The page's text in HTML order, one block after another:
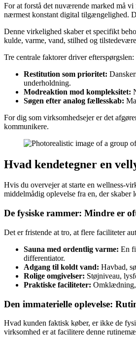
For at forstå det nuværende marked må
nærmest konstant digital tilgængelighed.
Denne virkelighed skaber et specifikt
kulde, varme, vand, stilhed og
Tre centrale faktorer driver efterspørgslen:
Restitution som prioritet:
underholdning.
Modreaktion mod kompleksitet:
Søgen efter analog fællesskab:
For dig som virksomhedsejer er det
kommunikere.
Hvad kendetegner en
Hvis du overvejer at starte en wellness-
middelmådig oplevelse fra en, der skaber
De fysiske rammer: Mindre er
Det er fristende at tro, at flere faciliteter
Sauna med ordentlig varme: En
differentiator.
Adgang til koldt vand: Havbad,
Rolige omgivelser: Støjniveau,
Praktiske faciliteter: Omklædning,
Den immaterielle oplevelse:
Hvad kunden faktisk køber, er ikke de
virksomhed er at facilitere denne